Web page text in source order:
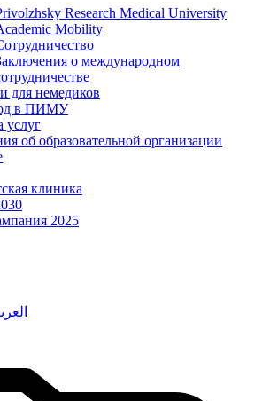
Research Medical University
Mobility
о международном
для немедиков
в ПИМУ
услуг
об образовательной организации
клиника
2025